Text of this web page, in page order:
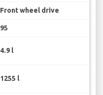
Front wheel drive
95
4.9 l
1255 l